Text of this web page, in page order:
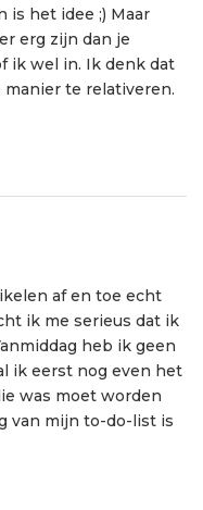
is het idee ;) Maar
erg zijn dan je
ik wel in. Ik denk dat
te relativeren.
af en toe echt
ik me serieus dat ik
heb ik geen
ik eerst nog even het
was moet worden
van mijn to-do-list is